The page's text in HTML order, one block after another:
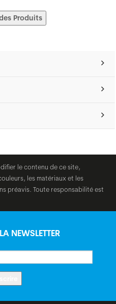
Produits
le contenu de ce site,
les matériaux et les
préavis. Toute responsabilité est
NEWSLETTER